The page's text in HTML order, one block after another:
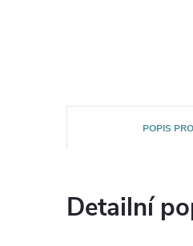
POPIS
Detailní